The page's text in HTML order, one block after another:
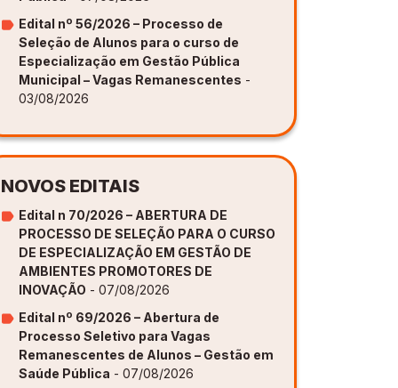
Edital nº 56/2026 – Processo de
Seleção de Alunos para o curso de
Especialização em Gestão Pública
Municipal – Vagas Remanescentes -
03/08/2026
NOVOS EDITAIS
Edital n 70/2026 – ABERTURA DE
PROCESSO DE SELEÇÃO PARA O CURSO
DE ESPECIALIZAÇÃO EM GESTÃO DE
AMBIENTES PROMOTORES DE
INOVAÇÃO - 07/08/2026
Edital nº 69/2026 – Abertura de
Processo Seletivo para Vagas
Remanescentes de Alunos – Gestão em
Saúde Pública - 07/08/2026